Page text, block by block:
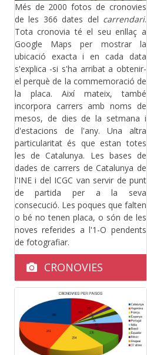
Més de 2000 fotos de cronovies
de les 366 dates del carrendari.
Tota cronovia té el seu enllaç a
Google Maps per mostrar la
ubicació exacta i en cada data
s'explica -si s'ha arribat a obtenir-
el perquè de la commemoració de
la placa. Així mateix, també
incorpora carrers amb noms de
mesos, de dies de la setmana i
d'estacions de l'any. Una altra
particularitat és que estan totes
les de Catalunya. Les bases de
dades de carrers de Catalunya de
l'INE i del ICGC van servir de punt
de partida per a la seva
consecució. Les poques que falten
o bé no tenen placa, o són de les
noves referides a l'1-O pendents
de fotografiar.
CRONOVIES